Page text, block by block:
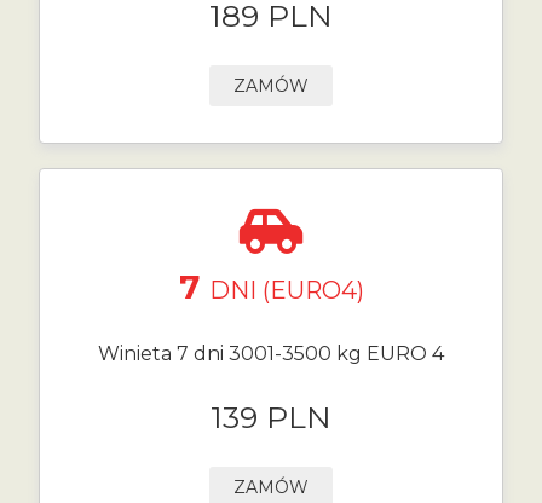
189 PLN
ZAMÓW
7 DNI (EURO4)
Winieta 7 dni 3001-3500 kg EURO 4
139 PLN
ZAMÓW